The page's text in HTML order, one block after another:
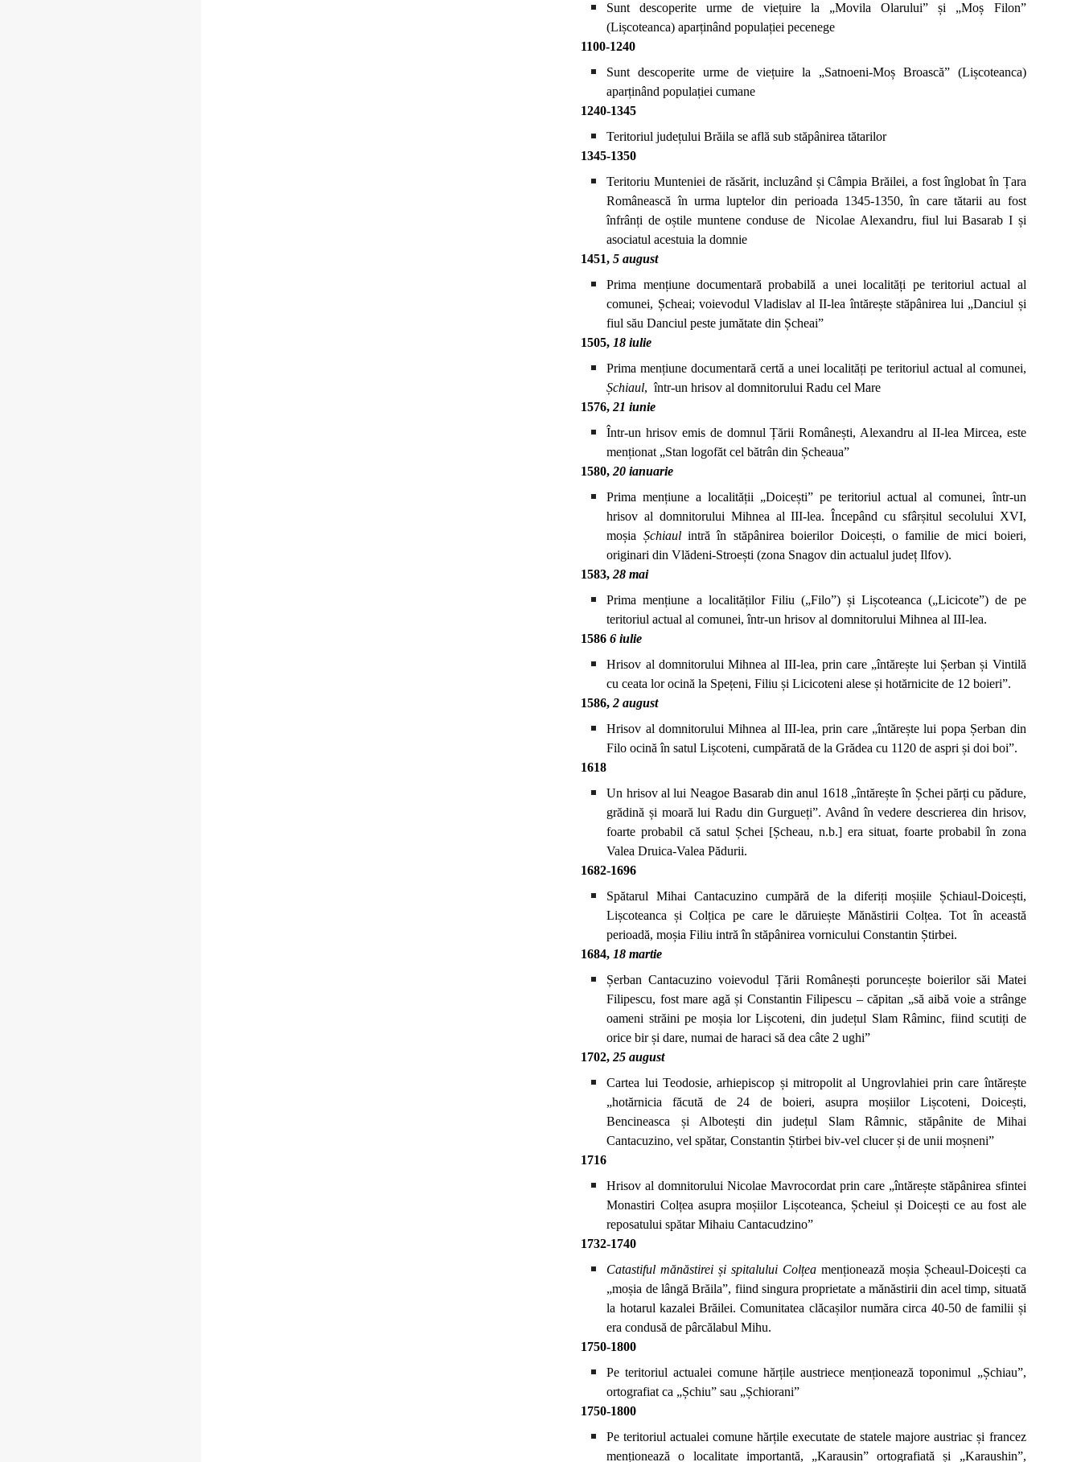
Sunt descoperite urme de viețuire la „Movila Olarului” și „Moș Filon”
(Lișcoteanca) aparținând populației pecenege
1100-1240
Sunt descoperite urme de viețuire la „Satnoeni-Moș Broască” (Lișcoteanca)
aparținând populației cumane
1240-1345
Teritoriul județului Brăila se află sub stăpânirea tătarilor
1345-1350
Teritoriu Munteniei de răsărit, incluzând și Câmpia Brăilei, a fost înglobat în Țara
Românească în urma luptelor din perioada 1345-1350, în care tătarii au fost
înfrânți de oștile muntene conduse de Nicolae Alexandru, fiul lui Basarab I și
asociatul acestuia la domnie
1451,5 august
Prima mențiune documentară probabilă a unei localități pe teritoriul actual al
comunei, Șcheai; voievodul Vladislav al II-lea întărește stăpânirea lui „Danciul și
fiul său Danciul peste jumătate din Șcheai”
1505, 18 iulie
Prima mențiune documentară certă a unei localități pe teritoriul actual al comunei,
Șchiaul, într-un hrisov al domnitorului Radu cel Mare
1576,21 iunie
Într-un hrisov emis de domnul Țării Românești, Alexandru al II-lea Mircea, este
menționat „Stan logofăt cel bătrân din Șcheaua”
1580,20 ianuarie
Prima mențiune a localității „Doicești” pe teritoriul actual al comunei, într-un
hrisov al domnitorului Mihnea al III-lea. Începând cu sfârșitul secolului XVI,
moșia Șchiaulintră în stăpânirea boierilor Doicești, o familie de mici boieri,
originari din Vlădeni-Stroești (zona Snagov din actualul județ Ilfov).
1583,28 mai
Prima mențiune a localităților Filiu („Filo”) și Lișcoteanca („Licicote”) de pe
teritoriul actual al comunei, într-un hrisov al domnitorului Mihnea al III-lea.
15866 iulie
Hrisov al domnitorului Mihnea al III-lea, prin care „întărește lui Șerban și Vintilă
cu ceata lor ocină la Spețeni, Filiu și Licicoteni alese și hotărnicite de 12 boieri”.
1586,2 august
Hrisov al domnitorului Mihnea al III-lea, prin care „întărește lui popa Șerban din
Filo ocină în satul Lișcoteni, cumpărată de la Grădea cu 1120 de aspri și doi boi”.
1618
Un hrisov al lui Neagoe Basarab din anul 1618 „întărește în Șchei părți cu pădure,
grădină și moară lui Radu din Gurgueți”. Având în vedere descrierea din hrisov,
foarte probabil că satul Șchei [Șcheau, n.b.] era situat, foarte probabil în zona
Valea Druica-Valea Pădurii.
1682-1696
Spătarul Mihai Cantacuzino cumpără de la diferiți moșiile Șchiaul-Doicești,
Lișcoteanca și Colțica pe care le dăruiește Mănăstirii Colțea. Tot în această
perioadă, moșia Filiu intră în stăpânirea vornicului Constantin Știrbei.
1684, 18 martie
Șerban Cantacuzino voievodul Țării Românești poruncește boierilor săi Matei
Filipescu, fost mare agă și Constantin Filipescu – căpitan „să aibă voie a strânge
oameni străini pe moșia lor Lișcoteni, din județul Slam Râminc, fiind scutiți de
orice bir și dare, numai de haraci să dea câte 2 ughi”
1702,25 august
Cartea lui Teodosie, arhiepiscop și mitropolit al Ungrovlahiei prin care întărește
„hotărnicia făcută de 24 de boieri, asupra moșiilor Lișcoteni, Doicești,
Bencineasca și Albotești din județul Slam Râmnic, stăpânite de Mihai
Cantacuzino, vel spătar, Constantin Știrbei biv-vel clucer și de unii moșneni”
1716
Hrisov al domnitorului Nicolae Mavrocordat prin care „întărește stăpânirea sfintei
Monastiri Colțea asupra moșiilor Lișcoteanca, Șcheiul și Doicești ce au fost ale
reposatului spătar Mihaiu Cantacudzino”
1732-1740
Catastiful mănăstirei și spitalului Colțeamenționează moșia Șcheaul-Doicești ca
„moșia de lângă Brăila”, fiind singura proprietate a mănăstirii din acel timp, situată
la hotarul kazalei Brăilei. Comunitatea clăcașilor număra circa 40-50 de familii și
era condusă de pârcălabul Mihu.
1750-1800
Pe teritoriul actualei comune hărțile austriece menționează toponimul „Șchiau”,
ortografiat ca „Șchiu” sau „Șchiorani”
1750-1800
Pe teritoriul actualei comune hărțile executate de statele majore austriac și francez
menționează o localitate importantă, „Karausin” ortografiată și „Karaushin”,